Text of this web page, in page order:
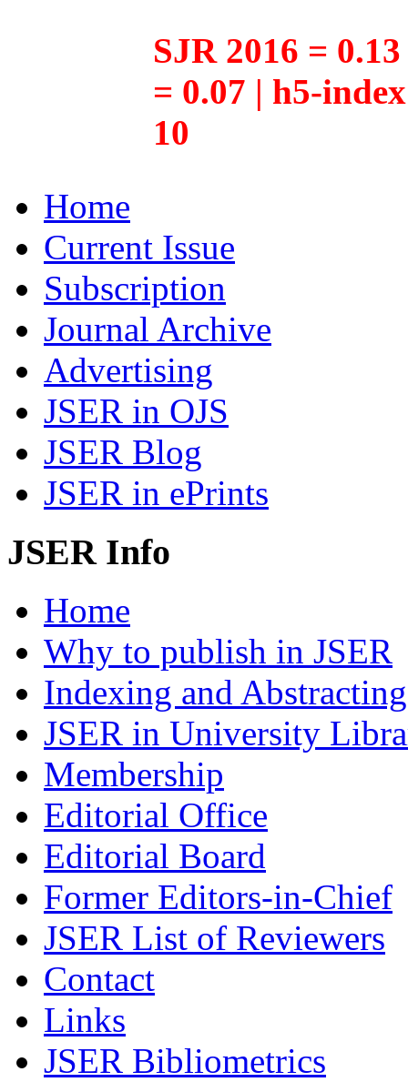
SJR 2016 =
= 0.07 | h5-
10
Home
Current Issue
Subscription
Journal Archive
Advertising
JSER in OJS
JSER Blog
JSER in ePrints
JSER Info
Home
Why to publish in JSER
Indexing and Abstracting
JSER in University
Membership
Editorial Office
Editorial Board
Former Editors-in-Chief
JSER List of Reviewers
Contact
Links
JSER Bibliometrics